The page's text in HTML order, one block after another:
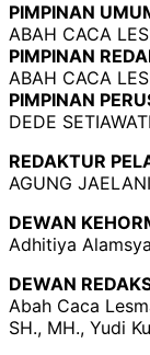
PIMPINAN
ABAH CACA
PIMPINAN
ABAH CACA
PIMPINAN
DEDE
REDAKTUR
AGUNG
DEWAN
Adhitiya
DEWAN
Abah Caca
SH., MH., Yudi